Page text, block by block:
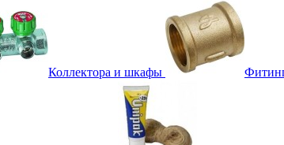
Коллектора и шкафы